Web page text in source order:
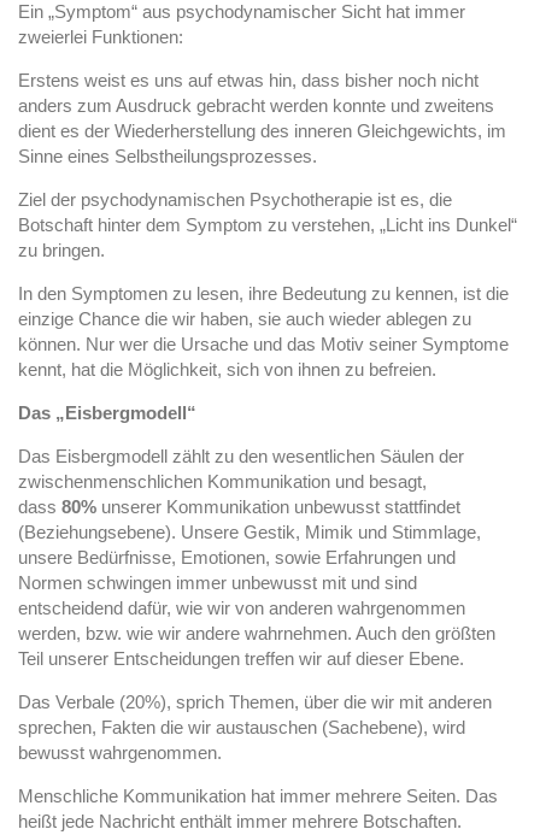
Ein „Symptom“ aus psychodynamischer Sicht hat immer
zweierlei Funktionen:
Erstens weist es uns auf etwas hin, dass bisher noch nicht
anders zum Ausdruck gebracht werden konnte und zweitens
dient es der Wiederherstellung des inneren Gleichgewichts, im
Sinne eines Selbstheilungsprozesses.
Ziel der psychodynamischen Psychotherapie ist es, die
Botschaft hinter dem Symptom zu verstehen, „Licht ins Dunkel“
zu bringen.
In den Symptomen zu lesen, ihre Bedeutung zu kennen, ist die
einzige Chance die wir haben, sie auch wieder ablegen zu
können. Nur wer die Ursache und das Motiv seiner Symptome
kennt, hat die Möglichkeit, sich von ihnen zu befreien.
Das „Eisbergmodell“
Das Eisbergmodell zählt zu den wesentlichen Säulen der
zwischenmenschlichen Kommunikation und besagt,
dass 80% unserer Kommunikation unbewusst stattfindet
(Beziehungsebene). Unsere Gestik, Mimik und Stimmlage,
unsere Bedürfnisse, Emotionen, sowie Erfahrungen und
Normen schwingen immer unbewusst mit und sind
entscheidend dafür, wie wir von anderen wahrgenommen
werden, bzw. wie wir andere wahrnehmen. Auch den größten
Teil unserer Entscheidungen treffen wir auf dieser Ebene.
Das Verbale (20%), sprich Themen, über die wir mit anderen
sprechen, Fakten die wir austauschen (Sachebene), wird
bewusst wahrgenommen.
Menschliche Kommunikation hat immer mehrere Seiten. Das
heißt jede Nachricht enthält immer mehrere Botschaften.